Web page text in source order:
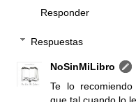
Responder
Respuestas
NoSinMiLibro
Te lo
que tal cuando lo